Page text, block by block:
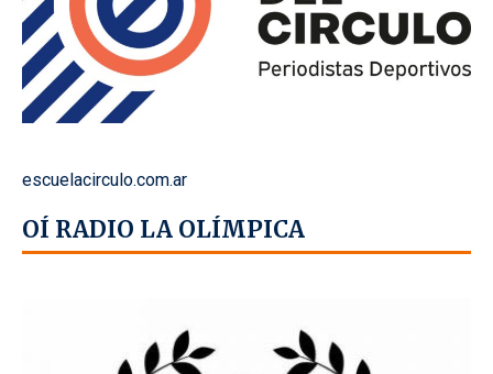
escuelacirculo.com.ar
OÍ RADIO LA OLÍMPICA